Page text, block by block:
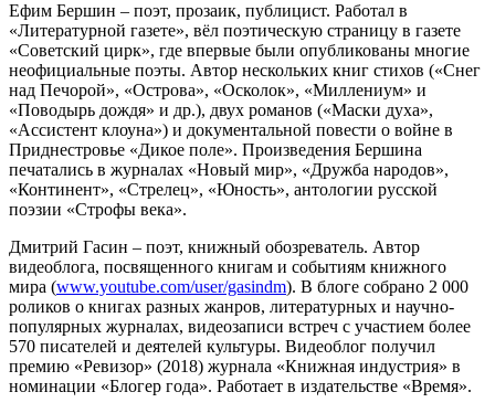
Ефим Бершин – поэт, прозаик, публицист. Работал в
«Литературной газете», вёл поэтическую страницу в газете
«Советский цирк», где впервые были опубликованы многие
неофициальные поэты. Автор нескольких книг стихов («Снег
над Печорой», «Острова», «Осколок», «Миллениум» и
«Поводырь дождя» и др.), двух романов («Маски духа»,
«Ассистент клоуна») и документальной повести о войне в
Приднестровье «Дикое поле». Произведения Бершина
печатались в журналах «Новый мир», «Дружба народов»,
«Континент», «Стрелец», «Юность», антологии русской
поэзии «Строфы века».
Дмитрий Гасин – поэт, книжный обозреватель. Автор
видеоблога, посвященного книгам и событиям книжного
мира (www.youtube.com/user/gasindm). В блоге собрано 2 000
роликов о книгах разных жанров, литературных и научно-
популярных журналах, видеозаписи встреч с участием более
570 писателей и деятелей культуры. Видеоблог получил
премию «Ревизор» (2018) журнала «Книжная индустрия» в
номинации «Блогер года». Работает в издательстве «Время».